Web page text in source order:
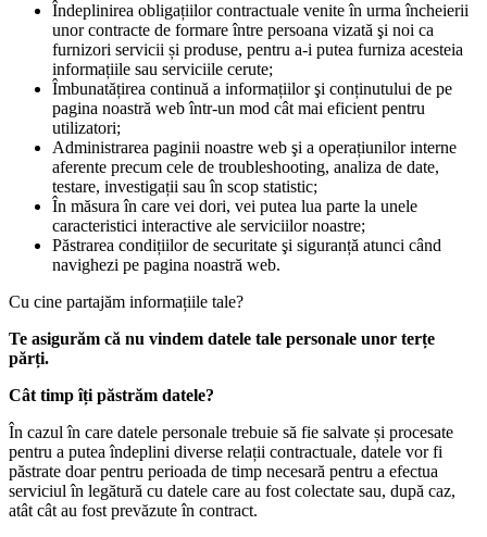
Îndeplinirea obligațiilor contractuale venite în urma încheierii
unor contracte de formare între persoana vizată şi noi ca
furnizori servicii și produse, pentru a-i putea furniza acesteia
informațiile sau serviciile cerute;
Îmbunatățirea continuă a informațiilor şi conținutului de pe
pagina noastră web într-un mod cât mai eficient pentru
utilizatori;
Administrarea paginii noastre web şi a operațiunilor interne
aferente precum cele de troubleshooting, analiza de date,
testare, investigații sau în scop statistic;
În măsura în care vei dori, vei putea lua parte la unele
caracteristici interactive ale serviciilor noastre;
Păstrarea condițiilor de securitate şi siguranță atunci când
navighezi pe pagina noastră web.
Cu cine partajăm informațiile tale?
Te asigurăm că nu vindem datele tale personale unor terțe
părți.
Cât timp îți păstrăm datele?
În cazul în care datele personale trebuie să fie salvate și procesate
pentru a putea îndeplini diverse relații contractuale, datele vor fi
păstrate doar pentru perioada de timp necesară pentru a efectua
serviciul în legătură cu datele care au fost colectate sau, după caz,
atât cât au fost prevăzute în contract.